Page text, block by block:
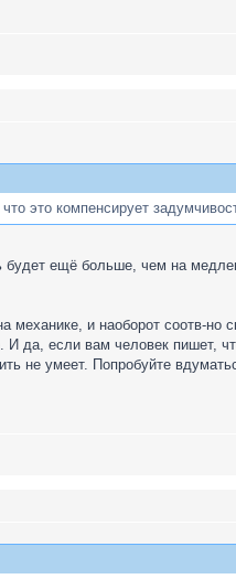
это компенсирует
будет ещё больше, чем на
и наоборот соотв-но
да, если вам человек пишет,
не умеет. Попробуйте